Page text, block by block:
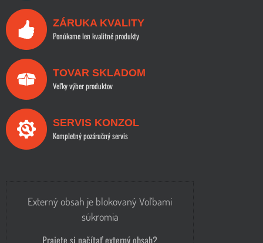
ZÁRUKA KVALITY
Ponúkame len kvalitné produkty
TOVAR SKLADOM
Veľky výber produktov
SERVIS KONZOL
Kompletný pozáručný servis
Externý obsah je blokovaný Voľbami
súkromia
Prajete si načítať externý obsah?